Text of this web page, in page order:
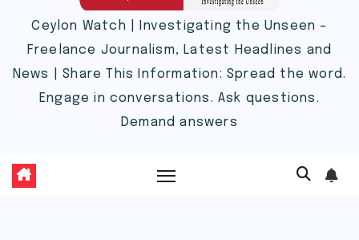
Ceylon Watch | Investigating the Unseen –
Freelance Journalism, Latest Headlines and
News | Share This Information: Spread the word.
Engage in conversations. Ask questions.
Demand answers